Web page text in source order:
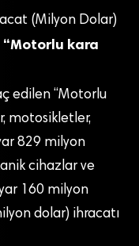
(Milyon Dolar)
“Motorlu kara
edilen “Motorlu
motosikletler,
829 milyon
cihazlar ve
160 milyon
dolar) ihracatı